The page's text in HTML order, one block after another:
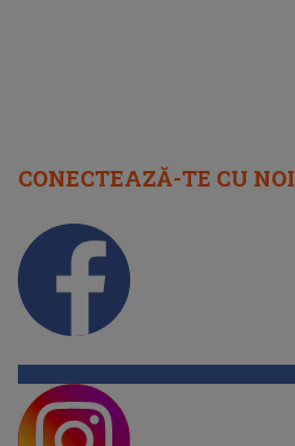
CONECTEAZĂ-TE CU NOI